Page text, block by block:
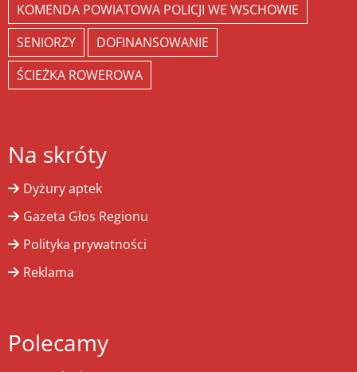
KOMENDA POWIATOWA POLICJI WE WSCHOWIE
SENIORZY
DOFINANSOWANIE
ŚCIEŻKA ROWEROWA
Na skróty
Dyżury aptek
Gazeta Głos Regionu
Polityka prywatności
Reklama
Polecamy